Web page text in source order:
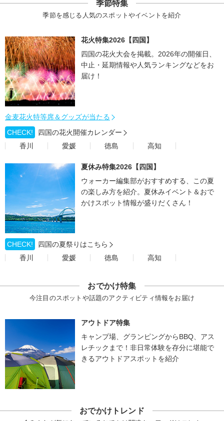
季節特集
季節を感じる人気のスポットやイベントを紹介
花火特集2026【四国】
四国の花火大会を掲載。2026年の開催日、
中止・延期情報や人気ランキングなどをお
届け！
金麦花火特等席＆グッズが当たる
CHECK!
四国の花火開催カレンダー
香川
愛媛 徳島 高知
夏休み特集2026【四国】
ウォーカー編集部がおすすめする、この夏
の楽しみ方を紹介。夏休みイベント＆おで
かけスポット情報が盛りだくさん！
CHECK!
四国の夏祭りはこちら
香川
愛媛 徳島 高知
おでかけ特集
今注目のスポットや話題のアクティビティ情報をお届け
アウトドア特集
キャンプ場、グランピングからBBQ、アス
レチックまで！非日常体験を存分に堪能で
きるアウトドアスポットを紹介
おでかけトレンド